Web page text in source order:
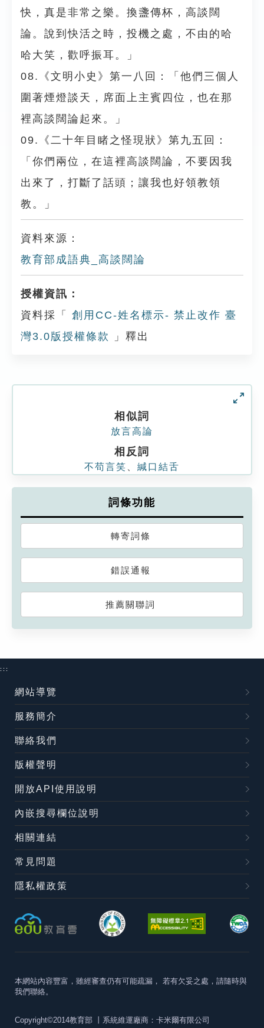
快，真是非常之樂。換盞傳杯，高談闊
論。說到快活之時，投機之處，不由的哈
哈大笑，歡呼振耳。」
08.《文明小史》第一八回：「他們三個人
圍著煙燈談天，席面上主賓四位，也在那
裡高談闊論起來。」
09.《二十年目睹之怪現狀》第九五回：
「你們兩位，在這裡高談闊論，不要因我
出來了，打斷了話頭；讓我也好領教領
教。」
資料來源：
教育部成語典_高談闊論
授權資訊：
資料採「
創用CC-姓名標示- 禁止改作 臺
灣3.0版授權條款
」釋出
相似詞
放言高論
相反詞
不苟言笑 緘口結舌
詞條功能
轉寄詞條
錯誤通報
推薦關聯詞
:::
網站導覽
服務簡介
聯絡我們
版權聲明
開放API使用說明
內嵌搜尋欄位說明
相關連結
常見問題
隱私權政策
本網站內容豐富，雖經審查仍有可能疏漏， 若有欠妥之處，請隨時與
我們聯絡。
Copyright©2014教育部 丨系統維運廠商：卡米爾有限公司